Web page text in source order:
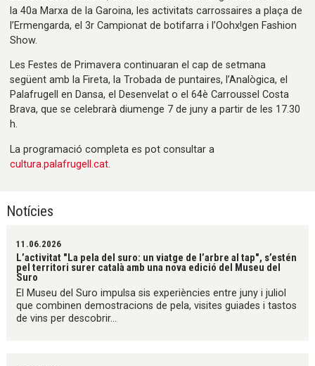
la 40a Marxa de la Garoina, les activitats carrossaires a plaça de
l’Ermengarda, el 3r Campionat de botifarra i l’Oohx!gen Fashion
Show.
Les Festes de Primavera continuaran el cap de setmana
següent amb la Fireta, la Trobada de puntaires, l’Analògica, el
Palafrugell en Dansa, el Desenvelat o el 64è Carroussel Costa
Brava, que se celebrarà diumenge 7 de juny a partir de les 17.30
h.
La programació completa es pot consultar a
cultura.palafrugell.cat.
Notícies
11.06.2026
L’activitat "La pela del suro: un viatge de l’arbre al tap", s’estén
pel territori surer català amb una nova edició del Museu del
Suro
El Museu del Suro impulsa sis experiències entre juny i juliol
que combinen demostracions de pela, visites guiades i tastos
de vins per descobrir...